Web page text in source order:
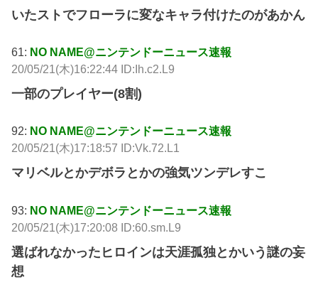
いたストでフローラに変なキャラ付けたのがあかん
61: NO NAME@ニンテンドーニュース速報
20/05/21(木)16:22:44 ID:Ih.c2.L9
一部のプレイヤー(8割)
92: NO NAME@ニンテンドーニュース速報
20/05/21(木)17:18:57 ID:Vk.72.L1
マリベルとかデボラとかの強気ツンデレすこ
93: NO NAME@ニンテンドーニュース速報
20/05/21(木)17:20:08 ID:60.sm.L9
選ばれなかったヒロインは天涯孤独とかいう謎の妄
想